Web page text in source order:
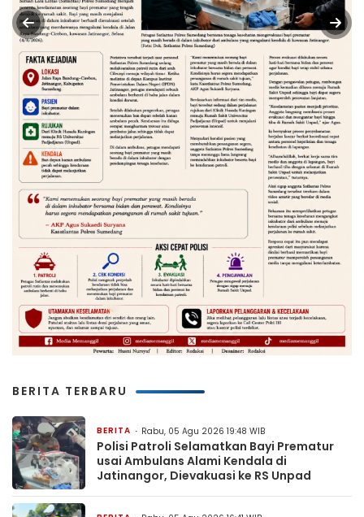
BERITA TERBARU
BERITA Rabu, 05 Agu 2026 19:48 WIB
Polisi Patroli Selamatkan Bayi Prematur
usai Ambulans Alami Kendala di
Jatinangor, Dievakuasi ke RS Unpad